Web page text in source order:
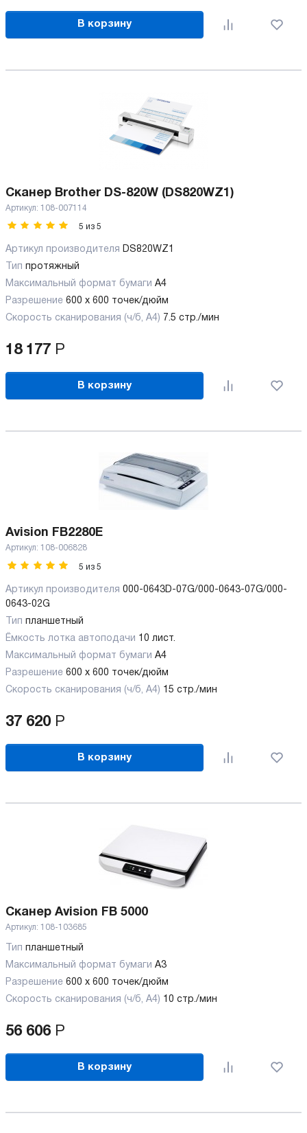
В корзину
Сканер Brother DS-820W (DS820WZ1)
Артикул: 108-007114
5 из 5
Артикул производителя
DS820WZ1
Тип
протяжный
Максимальный формат бумаги А4
Разрешение 600 x 600 точек/дюйм
Скорость сканирования (ч/б, А4) 7.5 стр./мин
18 177 Р
В корзину
Avision FB2280E
Артикул: 108-006828
5 из 5
Артикул производителя 000-0643D-07G/000-0643-07G/000-
0643-02G
Тип планшетный
Ёмкость лотка автоподачи 10 лист.
Максимальный формат бумаги А4
Разрешение 600 x 600 точек/дюйм
Скорость сканирования (ч/б, А4) 15 стр./мин
37 620 Р
В корзину
Сканер Avision FB 5000
Артикул: 108-103685
Тип планшетный
Максимальный формат бумаги А3
Разрешение 600 x 600 точек/дюйм
Скорость сканирования (ч/б, А4) 10 стр./мин
56 606 Р
В корзину